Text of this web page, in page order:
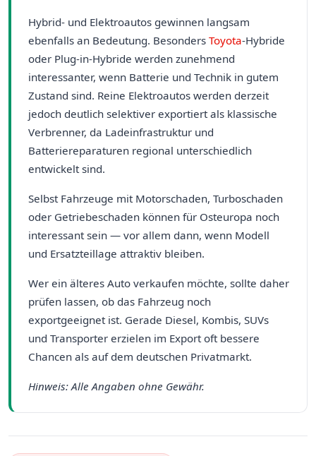
Hybrid- und Elektroautos gewinnen langsam
ebenfalls an Bedeutung. Besonders Toyota-Hybride
oder Plug-in-Hybride werden zunehmend
interessanter, wenn Batterie und Technik in gutem
Zustand sind. Reine Elektroautos werden derzeit
jedoch deutlich selektiver exportiert als klassische
Verbrenner, da Ladeinfrastruktur und
Batteriereparaturen regional unterschiedlich
entwickelt sind.
Selbst Fahrzeuge mit Motorschaden, Turboschaden
oder Getriebeschaden können für Osteuropa noch
interessant sein — vor allem dann, wenn Modell
und Ersatzteillage attraktiv bleiben.
Wer ein älteres Auto verkaufen möchte, sollte daher
prüfen lassen, ob das Fahrzeug noch
exportgeeignet ist. Gerade Diesel, Kombis, SUVs
und Transporter erzielen im Export oft bessere
Chancen als auf dem deutschen Privatmarkt.
Hinweis: Alle Angaben ohne Gewähr.